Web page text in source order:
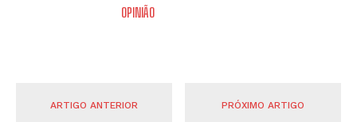
OPINIÃO
ARTIGO ANTERIOR PRÓXIMO ARTIGO